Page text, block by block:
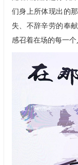
们身上所体现出的
失、不辞辛劳的奉
感召着在场的每一个